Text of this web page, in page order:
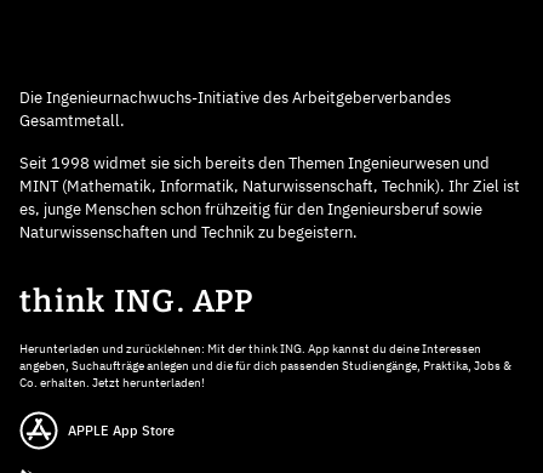
Die Ingenieurnachwuchs-Initiative des Arbeitgeberverbandes
Gesamtmetall.
Seit 1998 widmet sie sich bereits den Themen Ingenieurwesen und
MINT (Mathematik, Informatik, Naturwissenschaft, Technik). Ihr Ziel ist
es, junge Menschen schon frühzeitig für den Ingenieursberuf sowie
Naturwissenschaften und Technik zu begeistern.
think ING. APP
Herunterladen und zurücklehnen: Mit der think ING. App kannst du deine Interessen
angeben, Suchaufträge anlegen und die für dich passenden Studiengänge, Praktika, Jobs &
Co. erhalten. Jetzt herunterladen!
APPLE App Store